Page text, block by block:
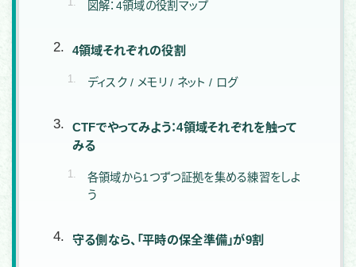
図解：4領域の役割マップ
4領域それぞれの役割
ディスク / メモリ / ネット / ログ
CTFでやってみよう：4領域それぞれを触って
みる
各領域から1つずつ証拠を集める練習をしよ
う
守る側なら、「平時の保全準備」が9割